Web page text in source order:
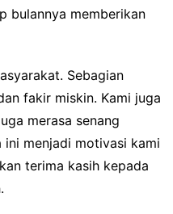
bulannya memberikan
Sebagian
fakir miskin. Kami juga
merasa senang
menjadi motivasi kami
terima kasih kepada